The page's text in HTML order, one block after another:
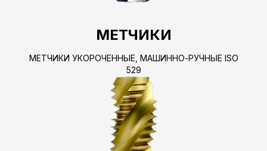
МЕТЧИКИ
МЕТЧИКИ УКОРОЧЕННЫЕ, МАШИННО-РУЧНЫЕ ISO
529